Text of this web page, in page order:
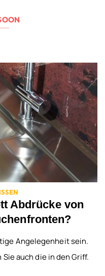
Abdrücke von
Angelegenheit sein.
auch die in den Griff.